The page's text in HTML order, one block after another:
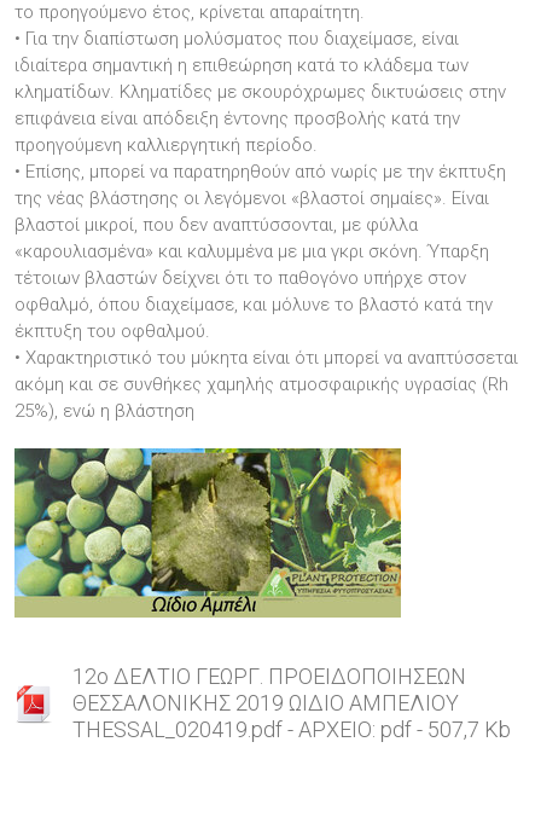
το προηγούμενο έτος, κρίνεται απαραίτητη.
• Για την διαπίστωση μολύσματος που διαχείμασε, είναι
ιδιαίτερα σημαντική η επιθεώρηση κατά το κλάδεμα των
κληματίδων. Κληματίδες με σκουρόχρωμες δικτυώσεις στην
επιφάνεια είναι απόδειξη έντονης προσβολής κατά την
προηγούμενη καλλιεργητική περίοδο.
• Επίσης, μπορεί να παρατηρηθούν από νωρίς με την έκπτυξη
της νέας βλάστησης οι λεγόμενοι «βλαστοί σημαίες». Είναι
βλαστοί μικροί, που δεν αναπτύσσονται, με φύλλα
«καρουλιασμένα» και καλυμμένα με μια γκρι σκόνη. Ύπαρξη
τέτοιων βλαστών δείχνει ότι το παθογόνο υπήρχε στον
οφθαλμό, όπου διαχείμασε, και μόλυνε το βλαστό κατά την
έκπτυξη του οφθαλμού.
• Χαρακτηριστικό του μύκητα είναι ότι μπορεί να αναπτύσσεται
ακόμη και σε συνθήκες χαμηλής ατμοσφαιρικής υγρασίας (Rh
25%), ενώ η βλάστηση
12o ΔΕΛΤΙΟ ΓΕΩΡΓ. ΠΡΟΕΙΔΟΠΟΙΗΣΕΩΝ
ΘΕΣΣΑΛΟΝΙΚΗΣ 2019 ΩΙΔΙΟ ΑΜΠΕΛΙΟΥ
THESSAL_020419.pdf - ΑΡΧΕΙΟ: pdf - 507,7 Kb